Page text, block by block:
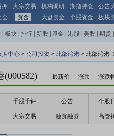
押 大宗交易 机构调研 期指持仓
公告
会 资金 大盘资金 个股资金 板块
板块 排行 新股 基金 港股 美股 期货
据中心 > 公司投资 > 北部湾港 > 北部湾港-
(000582) 最新价 - 涨跌 - 涨跌
千股千评 公告 个股
大宗交易 融资融券 高管